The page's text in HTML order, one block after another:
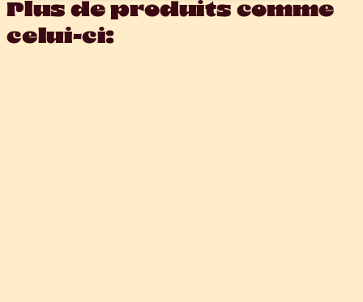
Plus de produits comme
celui-ci: